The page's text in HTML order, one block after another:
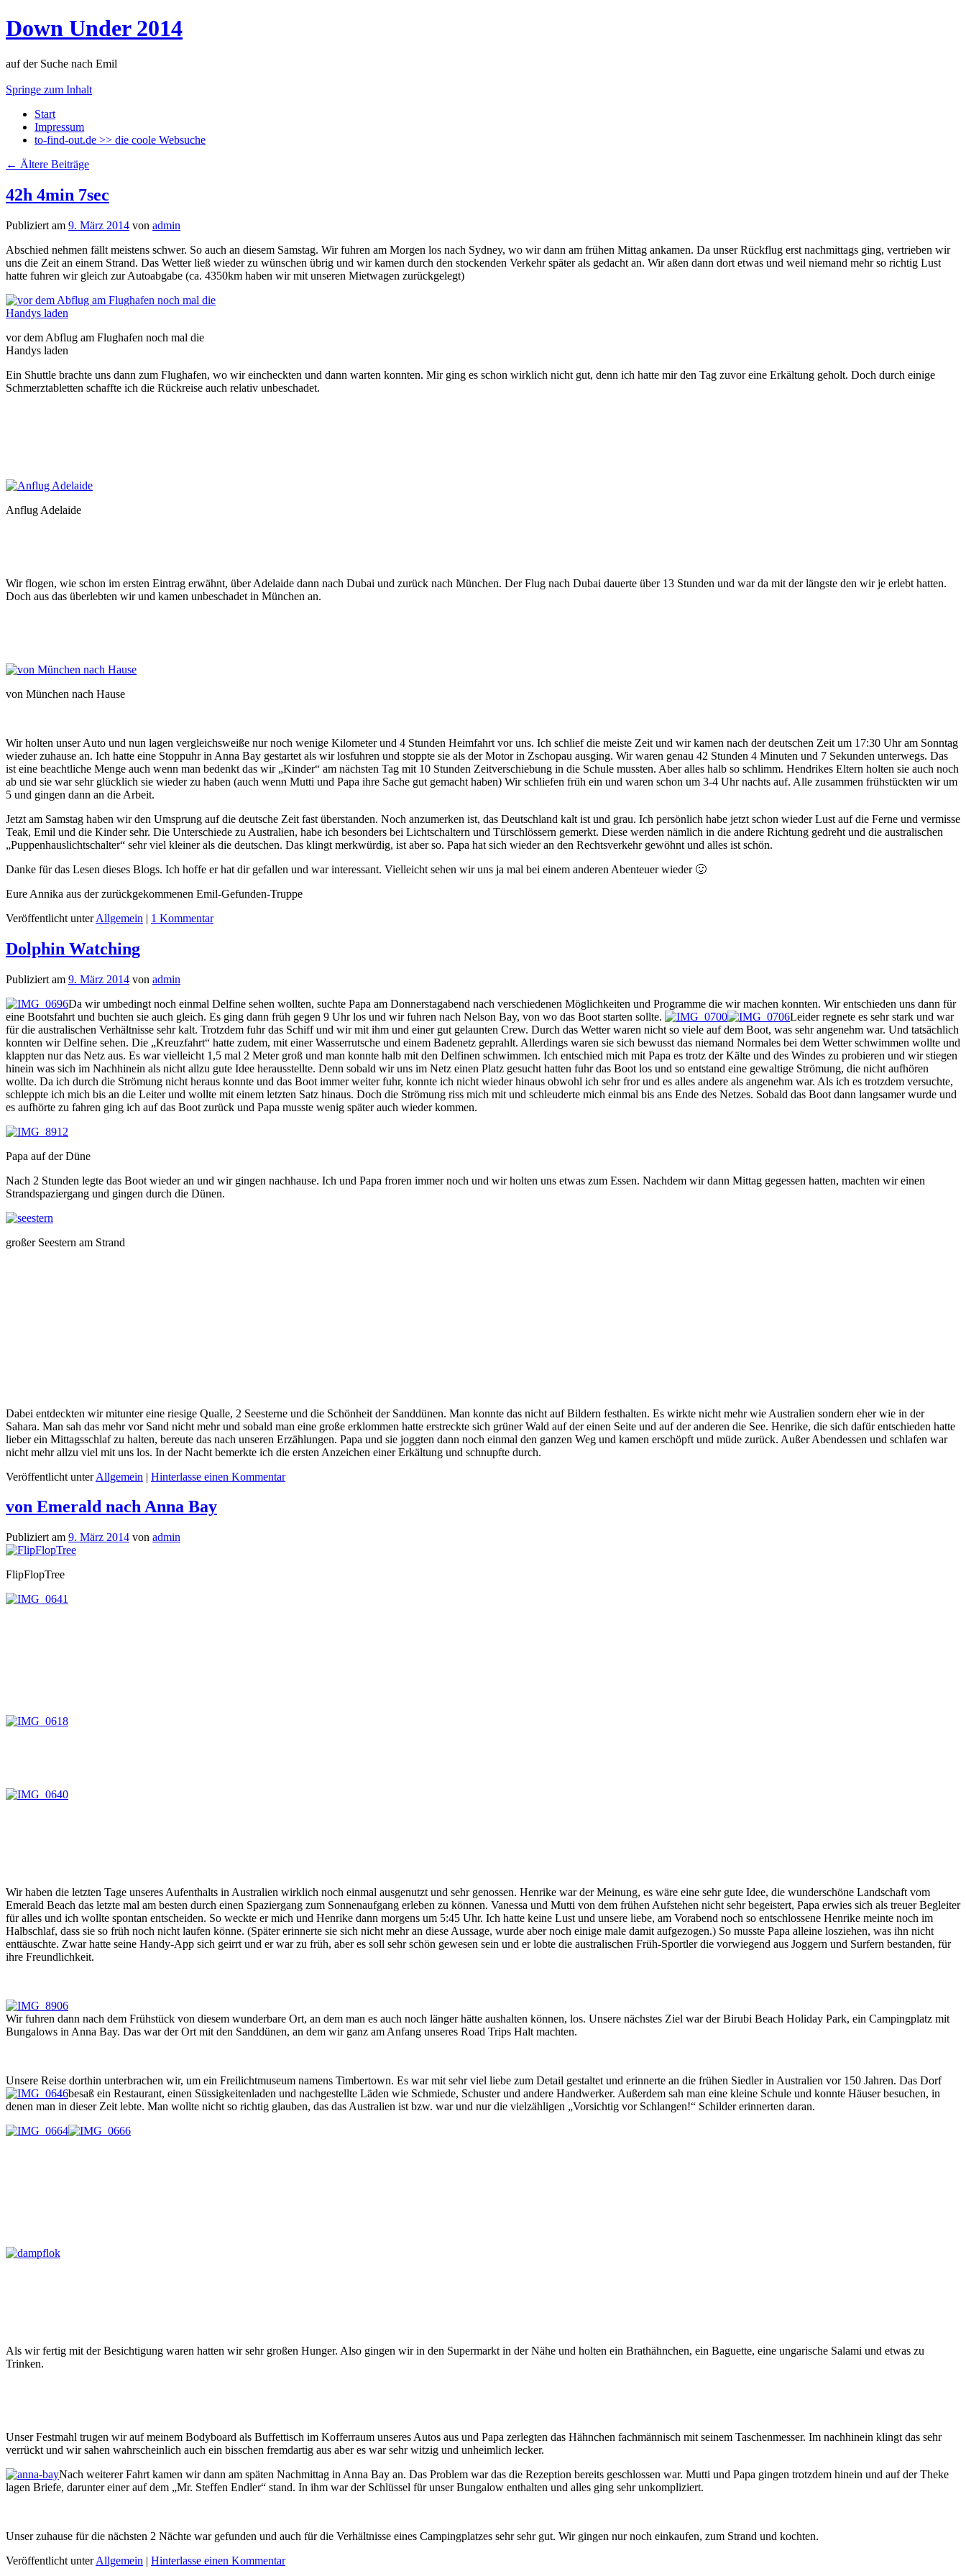
Down Under 2014
auf der Suche nach Emil
Springe zum Inhalt
Start
Impressum
to-find-out.de >> die coole Websuche
← Ältere Beiträge
42h 4min 7sec
Publiziert am 9. März 2014 von admin
Abschied nehmen fällt meistens schwer. So auch an diesem Samstag. Wir fuhren am Morgen los nach Sydney, wo wir dann am frühen Mittag ankamen. Da unser Rückflug erst nachmittags ging, vertrieben wir
uns die Zeit an einem Strand. Das Wetter ließ wieder zu wünschen übrig und wir kamen durch den stockenden Verkehr später als gedacht an. Wir aßen dann dort etwas und weil niemand mehr so richtig Lust
hatte fuhren wir gleich zur Autoabgabe (ca. 4350km haben wir mit unseren Mietwagen zurückgelegt)
vor dem Abflug am Flughafen noch mal die
Handys laden
Ein Shuttle brachte uns dann zum Flughafen, wo wir eincheckten und dann warten konnten. Mir ging es schon wirklich nicht gut, denn ich hatte mir den Tag zuvor eine Erkältung geholt. Doch durch einige
Schmerztabletten schaffte ich die Rückreise auch relativ unbeschadet.
Anflug Adelaide
Wir flogen, wie schon im ersten Eintrag erwähnt, über Adelaide dann nach Dubai und zurück nach München. Der Flug nach Dubai dauerte über 13 Stunden und war da mit der längste den wir je erlebt hatten.
Doch aus das überlebten wir und kamen unbeschadet in München an.
von München nach Hause
Wir holten unser Auto und nun lagen vergleichsweiße nur noch wenige Kilometer und 4 Stunden Heimfahrt vor uns. Ich schlief die meiste Zeit und wir kamen nach der deutschen Zeit um 17:30 Uhr am Sonntag
wieder zuhause an. Ich hatte eine Stoppuhr in Anna Bay gestartet als wir losfuhren und stoppte sie als der Motor in Zschopau ausging. Wir waren genau 42 Stunden 4 Minuten und 7 Sekunden unterwegs. Das
ist eine beachtliche Menge auch wenn man bedenkt das wir „Kinder“ am nächsten Tag mit 10 Stunden Zeitverschiebung in die Schule mussten. Aber alles halb so schlimm. Hendrikes Eltern holten sie auch noch
ab und sie war sehr glücklich sie wieder zu haben (auch wenn Mutti und Papa ihre Sache gut gemacht haben) Wir schliefen früh ein und waren schon um 3-4 Uhr nachts auf. Alle zusammen frühstückten wir um
5 und gingen dann an die Arbeit.
Jetzt am Samstag haben wir den Umsprung auf die deutsche Zeit fast überstanden. Noch anzumerken ist, das Deutschland kalt ist und grau. Ich persönlich habe jetzt schon wieder Lust auf die Ferne und vermisse
Teak, Emil und die Kinder sehr. Die Unterschiede zu Australien, habe ich besonders bei Lichtschaltern und Türschlössern gemerkt. Diese werden nämlich in die andere Richtung gedreht und die australischen
„Puppenhauslichtschalter“ sehr viel kleiner als die deutschen. Das klingt merkwürdig, ist aber so. Papa hat sich wieder an den Rechtsverkehr gewöhnt und alles ist schön.
Danke für das Lesen dieses Blogs. Ich hoffe er hat dir gefallen und war interessant. Vielleicht sehen wir uns ja mal bei einem anderen Abenteuer wieder 🙂
Eure Annika aus der zurückgekommenen Emil-Gefunden-Truppe
Veröffentlicht unter Allgemein | 1 Kommentar
Dolphin Watching
Publiziert am 9. März 2014 von admin
Da wir umbedingt noch einmal Delfine sehen wollten, suchte Papa am Donnerstagabend nach verschiedenen Möglichkeiten und Programme die wir machen konnten. Wir entschieden uns dann für
eine Bootsfahrt und buchten sie auch gleich. Es ging dann früh gegen 9 Uhr los und wir fuhren nach Nelson Bay, von wo das Boot starten sollte.
Leider regnete es sehr stark und war
für die australischen Verhältnisse sehr kalt. Trotzdem fuhr das Schiff und wir mit ihm und einer gut gelaunten Crew. Durch das Wetter waren nicht so viele auf dem Boot, was sehr angenehm war. Und tatsächlich
konnten wir Delfine sehen. Die „Kreuzfahrt“ hatte zudem, mit einer Wasserrutsche und einem Badenetz geprahlt. Allerdings waren sie sich bewusst das niemand Normales bei dem Wetter schwimmen wollte und
klappten nur das Netz aus. Es war vielleicht 1,5 mal 2 Meter groß und man konnte halb mit den Delfinen schwimmen. Ich entschied mich mit Papa es trotz der Kälte und des Windes zu probieren und wir stiegen
hinein was sich im Nachhinein als nicht allzu gute Idee herausstellte. Denn sobald wir uns im Netz einen Platz gesucht hatten fuhr das Boot los und so entstand eine gewaltige Strömung, die nicht aufhören
wollte. Da ich durch die Strömung nicht heraus konnte und das Boot immer weiter fuhr, konnte ich nicht wieder hinaus obwohl ich sehr fror und es alles andere als angenehm war. Als ich es trotzdem versuchte,
schleppte ich mich bis an die Leiter und wollte mit einem letzten Satz hinaus. Doch die Strömung riss mich mit und schleuderte mich einmal bis ans Ende des Netzes. Sobald das Boot dann langsamer wurde und
es aufhörte zu fahren ging ich auf das Boot zurück und Papa musste wenig später auch wieder kommen.
Papa auf der Düne
Nach 2 Stunden legte das Boot wieder an und wir gingen nachhause. Ich und Papa froren immer noch und wir holten uns etwas zum Essen. Nachdem wir dann Mittag gegessen hatten, machten wir einen
Strandspaziergang und gingen durch die Dünen.
großer Seestern am Strand
Dabei entdeckten wir mitunter eine riesige Qualle, 2 Seesterne und die Schönheit der Sanddünen. Man konnte das nicht auf Bildern festhalten. Es wirkte nicht mehr wie Australien sondern eher wie in der
Sahara. Man sah das mehr vor Sand nicht mehr und sobald man eine große erklommen hatte erstreckte sich grüner Wald auf der einen Seite und auf der anderen die See. Henrike, die sich dafür entschieden hatte
lieber ein Mittagsschlaf zu halten, bereute das nach unseren Erzählungen. Papa und sie joggten dann noch einmal den ganzen Weg und kamen erschöpft und müde zurück. Außer Abendessen und schlafen war
nicht mehr allzu viel mit uns los. In der Nacht bemerkte ich die ersten Anzeichen einer Erkältung und schnupfte durch.
Veröffentlicht unter Allgemein | Hinterlasse einen Kommentar
von Emerald nach Anna Bay
Publiziert am 9. März 2014 von admin
FlipFlopTree
Wir haben die letzten Tage unseres Aufenthalts in Australien wirklich noch einmal ausgenutzt und sehr genossen. Henrike war der Meinung, es wäre eine sehr gute Idee, die wunderschöne Landschaft vom
Emerald Beach das letzte mal am besten durch einen Spaziergang zum Sonnenaufgang erleben zu können. Vanessa und Mutti von dem frühen Aufstehen nicht sehr begeistert, Papa erwies sich als treuer Begleiter
für alles und ich wollte spontan entscheiden. So weckte er mich und Henrike dann morgens um 5:45 Uhr. Ich hatte keine Lust und unsere liebe, am Vorabend noch so entschlossene Henrike meinte noch im
Halbschlaf, dass sie so früh noch nicht laufen könne. (Später erinnerte sie sich nicht mehr an diese Aussage, wurde aber noch einige male damit aufgezogen.) So musste Papa alleine losziehen, was ihn nicht
enttäuschte. Zwar hatte seine Handy-App sich geirrt und er war zu früh, aber es soll sehr schön gewesen sein und er lobte die australischen Früh-Sportler die vorwiegend aus Joggern und Surfern bestanden, für
ihre Freundlichkeit.
Wir fuhren dann nach dem Frühstück von diesem wunderbare Ort, an dem man es auch noch länger hätte aushalten können, los. Unsere nächstes Ziel war der Birubi Beach Holiday Park, ein Campingplatz mit
Bungalows in Anna Bay. Das war der Ort mit den Sanddünen, an dem wir ganz am Anfang unseres Road Trips Halt machten.
Unsere Reise dorthin unterbrachen wir, um ein Freilichtmuseum namens Timbertown. Es war mit sehr viel liebe zum Detail gestaltet und erinnerte an die frühen Siedler in Australien vor 150 Jahren. Das Dorf
besaß ein Restaurant, einen Süssigkeitenladen und nachgestellte Läden wie Schmiede, Schuster und andere Handwerker. Außerdem sah man eine kleine Schule und konnte Häuser besuchen, in
denen man in dieser Zeit lebte. Man wollte nicht so richtig glauben, das das Australien ist bzw. war und nur die vielzähligen „Vorsichtig vor Schlangen!“ Schilder erinnerten daran.
Als wir fertig mit der Besichtigung waren hatten wir sehr großen Hunger. Also gingen wir in den Supermarkt in der Nähe und holten ein Brathähnchen, ein Baguette, eine ungarische Salami und etwas zu
Trinken.
Unser Festmahl trugen wir auf meinem Bodyboard als Buffettisch im Kofferraum unseres Autos aus und Papa zerlegten das Hähnchen fachmännisch mit seinem Taschenmesser. Im nachhinein klingt das sehr
verrückt und wir sahen wahrscheinlich auch ein bisschen fremdartig aus aber es war sehr witzig und unheimlich lecker.
Nach weiterer Fahrt kamen wir dann am späten Nachmittag in Anna Bay an. Das Problem war das die Rezeption bereits geschlossen war. Mutti und Papa gingen trotzdem hinein und auf der Theke
lagen Briefe, darunter einer auf dem „Mr. Steffen Endler“ stand. In ihm war der Schlüssel für unser Bungalow enthalten und alles ging sehr unkompliziert.
Unser zuhause für die nächsten 2 Nächte war gefunden und auch für die Verhältnisse eines Campingplatzes sehr sehr gut. Wir gingen nur noch einkaufen, zum Strand und kochten.
Veröffentlicht unter Allgemein | Hinterlasse einen Kommentar